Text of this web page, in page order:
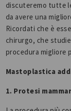
discuteremo tutte
da avere una
Ricordati che è
chirurgo, che
procedura migliore
Mastoplastica
1. Protesi